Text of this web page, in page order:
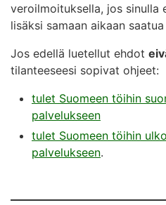
veroilmoituksella, jos sinulla
lisäksi samaan aikaan
Jos edellä luetellut ehdot
tilanteeseesi sopivat ohjeet:
tulet Suomeen töihin
palvelukseen
tulet Suomeen töihin
palvelukseen.